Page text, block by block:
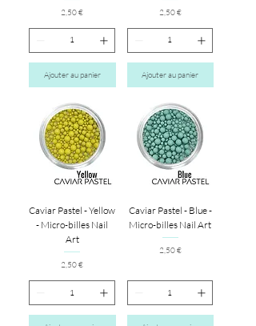
Prix
2,50 €
Ajouter au panier
Prix
2,50 €
Ajouter au panier
Caviar Pastel - Yellow
- Micro-billes Nail
Art
Prix
2,50 €
Caviar Pastel - Blue -
Micro-billes Nail Art
Prix
2,50 €